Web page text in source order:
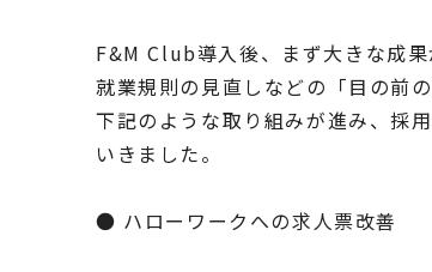
F&M Club導入後、まず大きな成
就業規則の見直しなどの「目の前の
下記のような取り組みが進み、採
いきました。
● ハローワークへの求人票改善